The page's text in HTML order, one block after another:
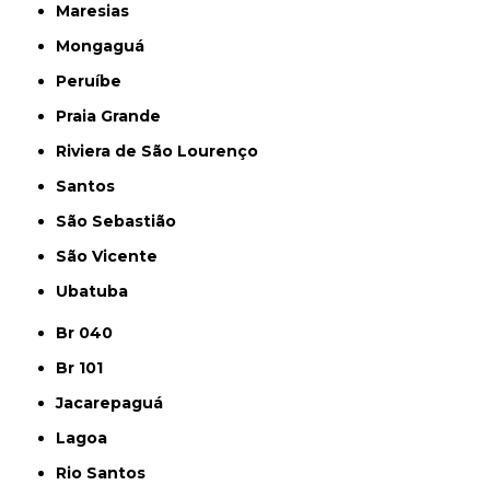
Maresias
Mongaguá
Peruíbe
Praia Grande
Riviera de São Lourenço
Santos
São Sebastião
São Vicente
Ubatuba
Br 040
Br 101
Jacarepaguá
Lagoa
Rio Santos